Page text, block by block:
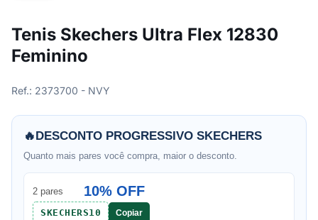
Tenis Skechers Ultra Flex 12830
Feminino
Ref.: 2373700 - NVY
🔥DESCONTO PROGRESSIVO SKECHERS
Quanto mais pares você compra, maior o desconto.
2 pares 10% OFF
SKECHERS10 Copiar